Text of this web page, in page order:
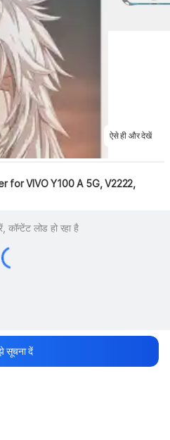
ऐसे ही और देखें
for VIVO Y100 A 5G, V2222,
कॉन्टेंट लोड हो रहा है
सूचना दें